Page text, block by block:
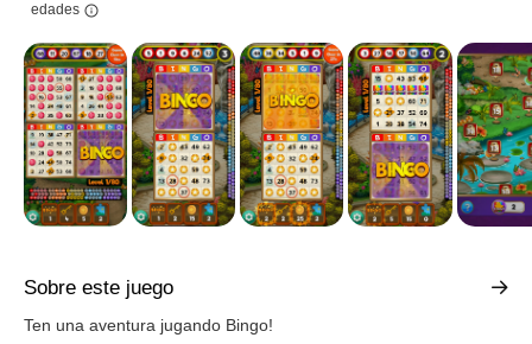
edades
Sobre este juego
Ten una aventura jugando Bingo!